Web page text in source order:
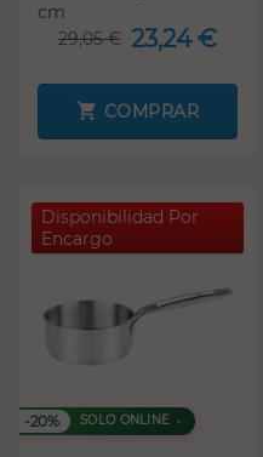
cm
29,05 € 23,24 €
COMPRAR
Disponibilidad Por
Encargo
-20% SOLO ONLINE